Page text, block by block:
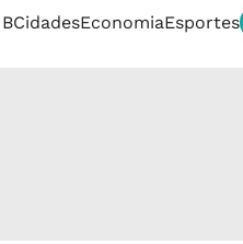
CidadesEconomiaEsportes